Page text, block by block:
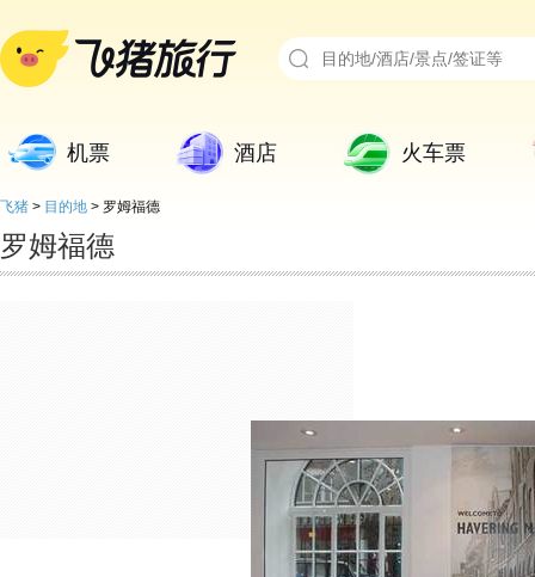
机票 酒店 火车票
飞猪 > 目的地 > 罗姆福德
罗姆福德